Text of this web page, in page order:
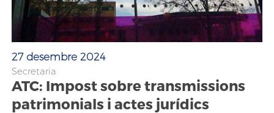
27 desembre 2024
Secretaria
ATC: Impost sobre transmissions
patrimonials i actes jurídics